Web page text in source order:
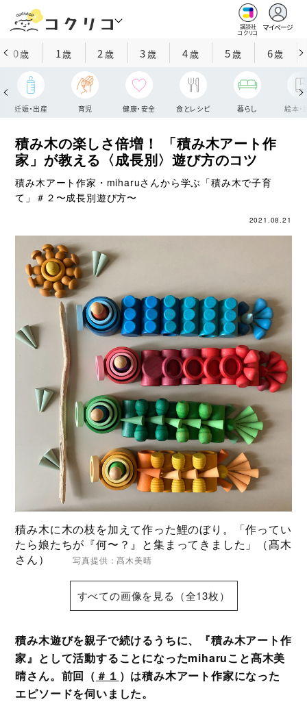
講談社
コクリコ
マイページ
0歳 1歳 2 歳 3歳 4歳 5歳 6歳
妊娠・出産 育児 健康・安全 食とレシピ 暮らし 絵本・
積み木の楽しさ倍増！ 「積み木アート作
家」が教える〈成長別〉遊び方のコツ
積み木アート作家・miharuさんから学ぶ「積み木で子育
て」＃２〜成長別遊び方〜
2021.08.21
積み木に木の枝を加えて作った鯉のぼり。「作ってい
たら娘たちが『何〜？』と集まってきました」（髙木
さん）写真提供：髙木美晴
すべての画像を見る（全13枚）
積み木遊びを親子で続けるうちに、『積み木アート作
家』として活動することになったmiharuこと髙木美
晴さん。前回（ ＃１ ）は積み木アート作家になった
エピソードを伺いました。